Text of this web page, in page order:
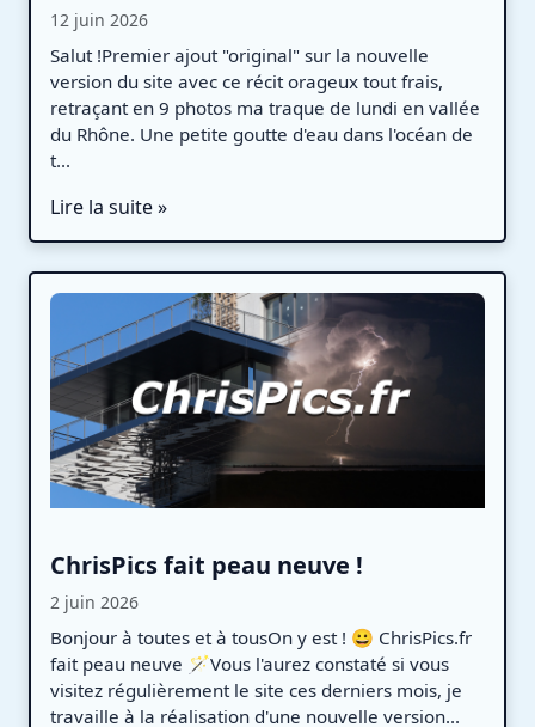
12 juin 2026
Salut !Premier ajout "original" sur la nouvelle
version du site avec ce récit orageux tout frais,
retraçant en 9 photos ma traque de lundi en vallée
du Rhône. Une petite goutte d'eau dans l'océan de
t...
Lire la suite »
ChrisPics fait peau neuve !
2 juin 2026
Bonjour à toutes et à tousOn y est ! 😀 ChrisPics.fr
fait peau neuve 🪄Vous l'aurez constaté si vous
visitez régulièrement le site ces derniers mois, je
travaille à la réalisation d'une nouvelle version...